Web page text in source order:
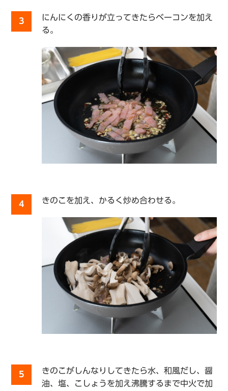
3
にんにくの香りが立ってきたらベーコンを加え
る。
4 きのこを加え、かるく炒め合わせる。
5
きのこがしんなりしてきたら水、和風だし、醤
油、塩、こしょうを加え沸騰するまで中火で加